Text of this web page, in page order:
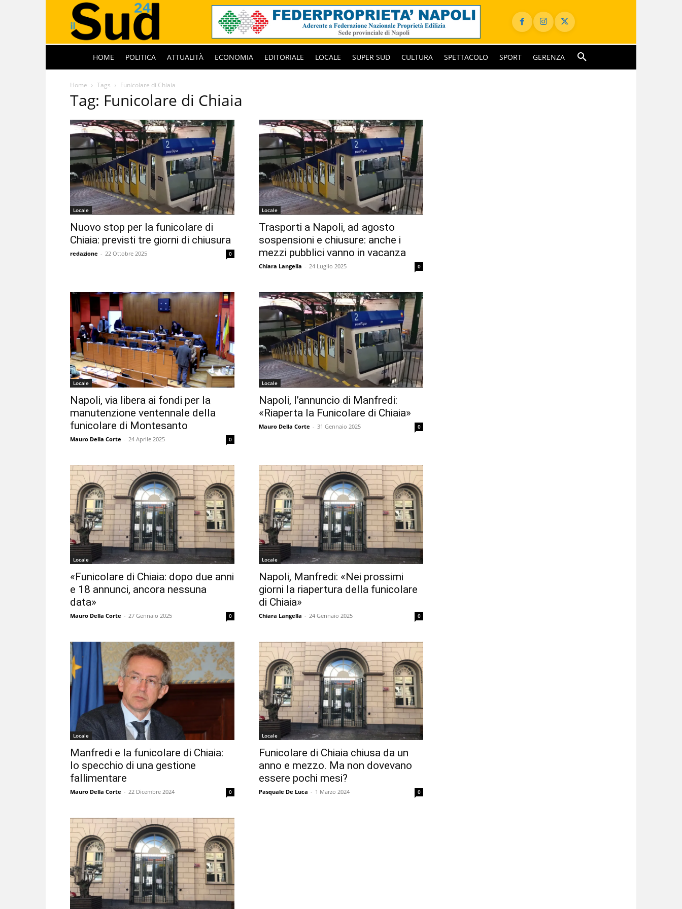
HOME POLITICA ATTUALITÀ ECONOMIA EDITORIALE LOCALE SUPER SUD CULTURA SPETTACOLO SPORT GERENZA
Home Tags Funicolare di Chiaia
Tag: Funicolare di Chiaia
Locale
Nuovo stop per la funicolare di
Chiaia: previsti tre giorni di chiusura
redazione - 22 Ottobre 2025 0
Locale
Trasporti a Napoli, ad agosto
sospensioni e chiusure: anche i
mezzi pubblici vanno in vacanza
Chiara Langella - 24 Luglio 2025 0
Locale
Napoli, via libera ai fondi per la
manutenzione ventennale della
funicolare di Montesanto
Mauro Della Corte - 24 Aprile 2025 0
Locale
Napoli, l’annuncio di Manfredi:
«Riaperta la Funicolare di Chiaia»
Mauro Della Corte - 31 Gennaio 2025 0
Locale
«Funicolare di Chiaia: dopo due anni
e 18 annunci, ancora nessuna
data»
Mauro Della Corte - 27 Gennaio 2025 0
Locale
Napoli, Manfredi: «Nei prossimi
giorni la riapertura della funicolare
di Chiaia»
Chiara Langella - 24 Gennaio 2025 0
Locale
Manfredi e la funicolare di Chiaia:
lo specchio di una gestione
fallimentare
Mauro Della Corte - 22 Dicembre 2024 0
Locale
Funicolare di Chiaia chiusa da un
anno e mezzo. Ma non dovevano
essere pochi mesi?
Pasquale De Luca - 1 Marzo 2024 0